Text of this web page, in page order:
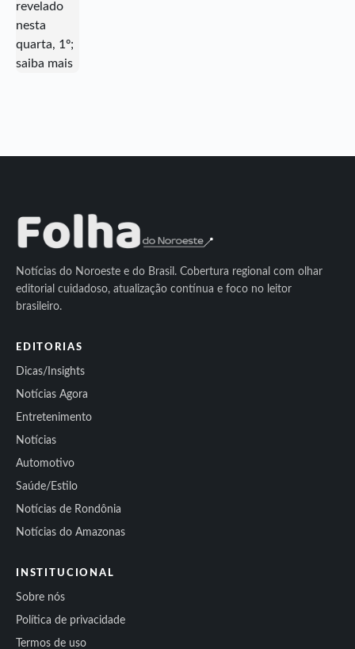
Notícias do Noroeste e do Brasil. Cobertura regional com olhar
editorial cuidadoso, atualização contínua e foco no leitor
brasileiro.
EDITORIAS
Dicas/Insights
Notícias Agora
Entretenimento
Notícias
Automotivo
Saúde/Estilo
Notícias de Rondônia
Notícias do Amazonas
INSTITUCIONAL
Sobre nós
Política de privacidade
Termos de uso